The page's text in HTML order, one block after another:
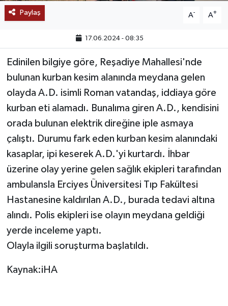
Paylaş A- A+
17.06.2024 - 08:35
Edinilen bilgiye göre, Reşadiye Mahallesi'nde
bulunan kurban kesim alanında meydana gelen
olayda A.D. isimli Roman vatandaş, iddiaya göre
kurban eti alamadı. Bunalıma giren A.D., kendisini
orada bulunan elektrik direğine iple asmaya
çalıştı. Durumu fark eden kurban kesim alanındaki
kasaplar, ipi keserek A.D.'yi kurtardı. İhbar
üzerine olay yerine gelen sağlık ekipleri tarafından
ambulansla Erciyes Üniversitesi Tıp Fakültesi
Hastanesine kaldırılan A.D., burada tedavi altına
alındı. Polis ekipleri ise olayın meydana geldiği
yerde inceleme yaptı.
Olayla ilgili soruşturma başlatıldı.
Kaynak:iHA
POPÜLER
DÜNYA
TREND
OTOMOTİV
TEKNOLOJİ
YAŞAM
KÜLTÜR SANAT